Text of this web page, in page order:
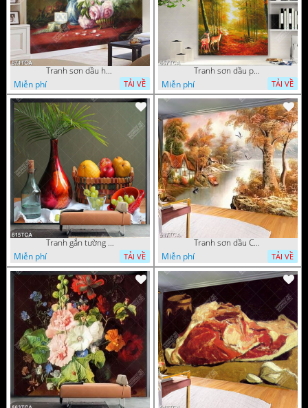
Tranh sơn dầu hoa quả tĩnh vật nghệ thuật gắn tường
Miễn phí
TẢI VỀ
Tranh sơn dầu phong cảnh mùa thu cây lá vàng và nai trang trí tường
Miễn phí
TẢI VỀ
Tranh gắn tường hoa quả nghệ thuật
Miễn phí
TẢI VỀ
Tranh sơn dầu Châu Âu phong cảnh ngôi làng bên dòng sông
Miễn phí
TẢI VỀ